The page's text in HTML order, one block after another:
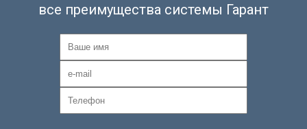
все преимущества системы Гарант